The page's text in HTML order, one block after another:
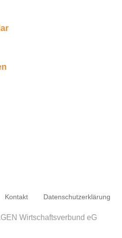
Kontakt Datenschutzerklärung
Wirtschaftsverbund eG